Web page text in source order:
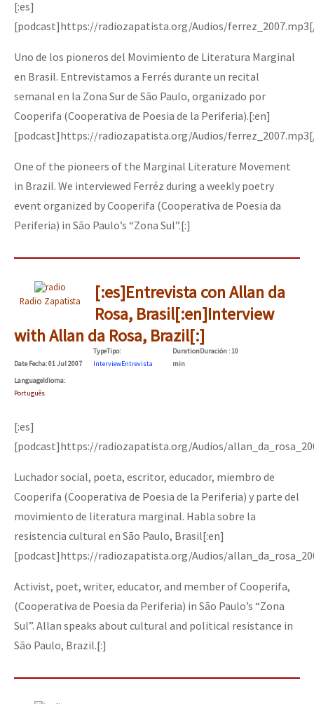
Mundo
EZLN
La Sexta
AutonomÍa y Resistencia
Megaproyectos
Migración
Presos
Niñxs
MULTIMEDIA
Audio
Fotorreportaje
Otras secciones
la naturaleza bajo asedio)
Medios Libres
COVID-19
Eventos
Dia 1: Encontro “Guerra contra a Humanidade”
[CDMX – 20 julio] Jornadas globales por la libertad de Jesús
“Sonhando a Terra do Bem Virá” se publica no Estado Espanhol
Se o México sabe, que o mundo saiba! Nossas lutas pela
[25 abr – CDMX] Tokín por el CNI: 30 años de Resistencia y
[:es]
[podcast]https://radiozapatista.org/Audios/
Uno de los pioneros del Movimiento de Literatura Marginal
en Brasil. Entrevistamos a Ferrés durante un recital
semanal en la Zona Sur de São Paulo, organizado por
Cooperifa (Cooperativa de Poesia de la Periferia).[:en]
[podcast]https://radiozapatista.org/Audios/
One of the pioneers of the Marginal Literature Movement
in Brazil. We interviewed Ferréz during a weekly poetry
event organized by Cooperifa (Cooperativa de Poesia da
Periferia) in São Paulo’s “Zona Sul”.[:]
Radio Zapatista
[:es]Entrevista con Allan da
Rosa, Brasil[:en]Interview
with Allan da Rosa, Brazil[:]
DateFecha: 01 Jul 2007
TypeTipo:
InterviewEntrevista
DurationDuración: 10
min
LanguageIdioma:
Português
[:es]
[podcast]https://radiozapatista.org/Audios/
Luchador social, poeta, escritor, educador, miembro de
Cooperifa (Cooperativa de Poesia de la Periferia) y parte del
movimiento de literatura marginal. Habla sobre la
resistencia cultural en São Paulo, Brasil[:en]
[podcast]https://radiozapatista.org/Audios/
Activist, poet, writer, educator, and member of Cooperifa,
(Cooperativa de Poesia da Periferia) in São Paulo’s “Zona
Sul”. Allan speaks about cultural and political resistance in
São Paulo, Brazil.[:]